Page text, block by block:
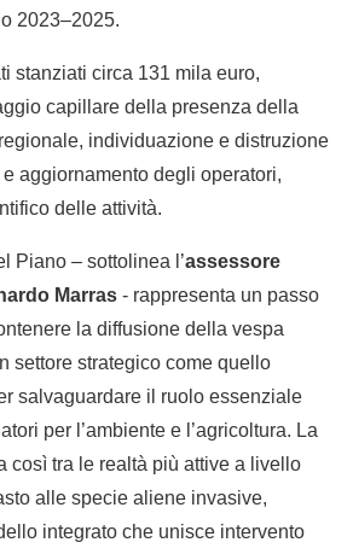
2023–2025.
stanziati circa 131 mila euro,
capillare della presenza della
individuazione e distruzione
aggiornamento degli operatori,
delle attività.
Piano – sottolinea l’assessore
Marras - rappresenta un passo
la diffusione della vespa
settore strategico come quello
salvaguardare il ruolo essenziale
per l’ambiente e l’agricoltura. La
così tra le realtà più attive a livello
alle specie aliene invasive,
integrato che unisce intervento